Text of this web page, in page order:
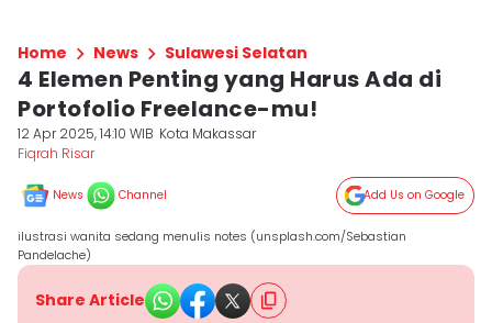
Home News Sulawesi Selatan
4 Elemen Penting yang Harus Ada di
Portofolio Freelance-mu!
12 Apr 2025, 14:10 WIB Kota Makassar
Fiqrah Risar
News Channel Add Us on Google
ilustrasi wanita sedang menulis notes (unsplash.com/Sebastian
Pandelache)
Share Article